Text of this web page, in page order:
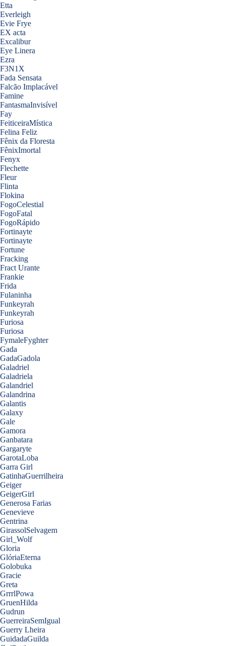
Etta
Everleigh
Evie Frye
EX acta
Excalibur
Eye Linera
Ezra
F3N1X
Fada Sensata
Falcão Implacável
Famine
FantasmaInvisível
Fay
FeiticeiraMística
Felina Feliz
Fênix da Floresta
FênixImortal
Fenyx
Flechette
Fleur
Flinta
Flokina
FogoCelestial
FogoFatal
FogoRápido
Fortinayte
Fortinayte
Fortune
Fracking
Fract Urante
Frankie
Frida
Fulaninha
Funkeyrah
Funkeyrah
Furiosa
Furiosa
FymaleFyghter
Gada
GadaGadola
Galadriel
Galadriela
Galandriel
Galandrina
Galantis
Galaxy
Gale
Gamora
Ganbatara
Gargaryte
GarotaLoba
Garra Girl
GatinhaGuerrilheira
Geiger
GeigerGirl
Generosa Farias
Genevieve
Gentrina
GirassolSelvagem
Girl_Wolf
Gloria
GlóriaEterna
Golobuka
Gracie
Greta
GrrrlPowa
GruenHilda
Gudrun
GuerreiraSemIgual
Guerry Lheira
GuidadaGuilda